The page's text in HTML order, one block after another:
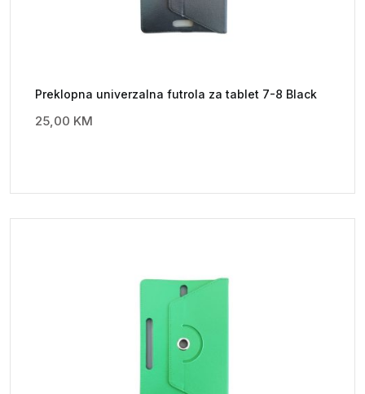
Preklopna univerzalna futrola za tablet 7-8 Black
25,00 KM